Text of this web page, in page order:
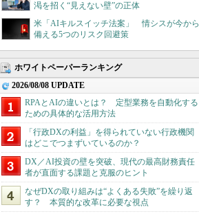
渇を招く“見えない壁”の正体
米「AIキルスイッチ法案」 情シスが今から
備える5つのリスク回避策
ホワイトペーパーランキング
2026/08/08 UPDATE
RPAとAIの違いとは？ 定型業務を自動化する
ための具体的な活用方法
「行政DXの利益」を得られていない行政機関
はどこでつまずいているのか？
DX／AI投資の壁を突破、現代の最高財務責任
者が直面する課題と克服のヒント
なぜDXの取り組みは“よくある失敗”を繰り返
す？ 本質的な改革に必要な視点